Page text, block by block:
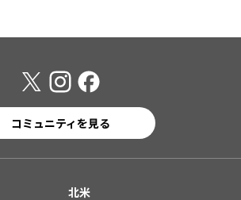
コミュニティを見る
北米